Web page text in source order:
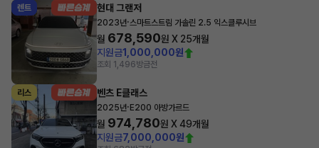
렌트 현대 그랜저
2023년·스마트스트림 가솔린 2.5 익스클루시브
월 678,590원 X 25개월
지원금1,000,000원
조회 1,496방금전
리스 벤츠 E클래스
2025년· E200 아방가르드
월 974,780원 X49개월
지원금7,000,000원